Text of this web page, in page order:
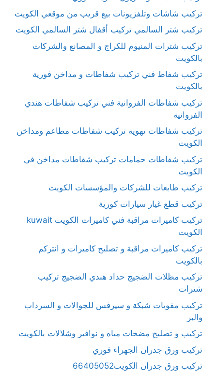
تركيب شاشات وتلفزيونات بيع قريب من موقعي الكويت
تركيب شتر السالمي تركيب أقفال شتر السالمي الكويت
تركيب شترات المنيوم للكراج و المصانع والشركات
بالكويت
تركيب شفاط فني تركيب شفاطات و مداخن فورية
بالكويت
تركيب شفاطات الفروانية فني تركيب شفاطات هندي
الفروانية
تركيب شفاطات تهوية تركيب شفاطات مطاعم ومداخن
الكويت
تركيب شفاطات حمامات تركيب شفاطات مداخن في
الكويت
تركيب طابعات للشركات والمؤسسات الكويت
تركيب قطع غيار سيارات كورية
تركيب كاميرات مراقبة فني كاميرات الكويت kuwait
الكويت
تركيب كاميرات مراقبة و تصليح كاميرات و انتركم
بالكويت
تركيب مظلات الضجيج حداد هندي الضجيج تركيب
شترات
تركيب مقويات شبكة و سيرفس للجوالات و السرداب
والبر
تركيب و تصليح مضخات مياه و نوافير وشلالات بالكويت
تركيب ورق جدران الجهراء فوري
تركيب ورق جدران الكويت66405052